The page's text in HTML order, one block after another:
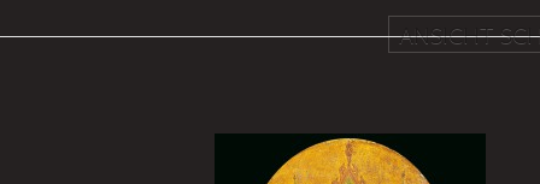
ANSICHT